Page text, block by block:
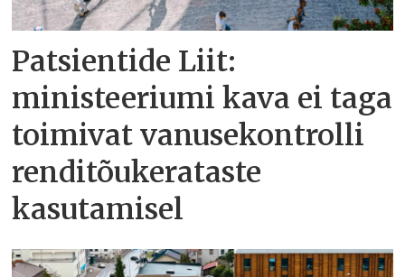
Patsientide Liit:
ministeeriumi kava ei taga
toimivat vanusekontrolli
renditõukerataste
kasutamisel